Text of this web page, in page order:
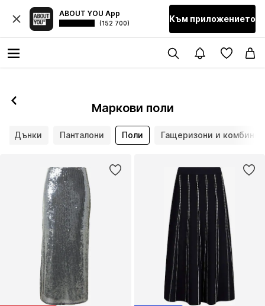
ABOUT YOU App
(152 700) Към приложението
Маркови поли
Дънки Панталони Поли Гащеризони и